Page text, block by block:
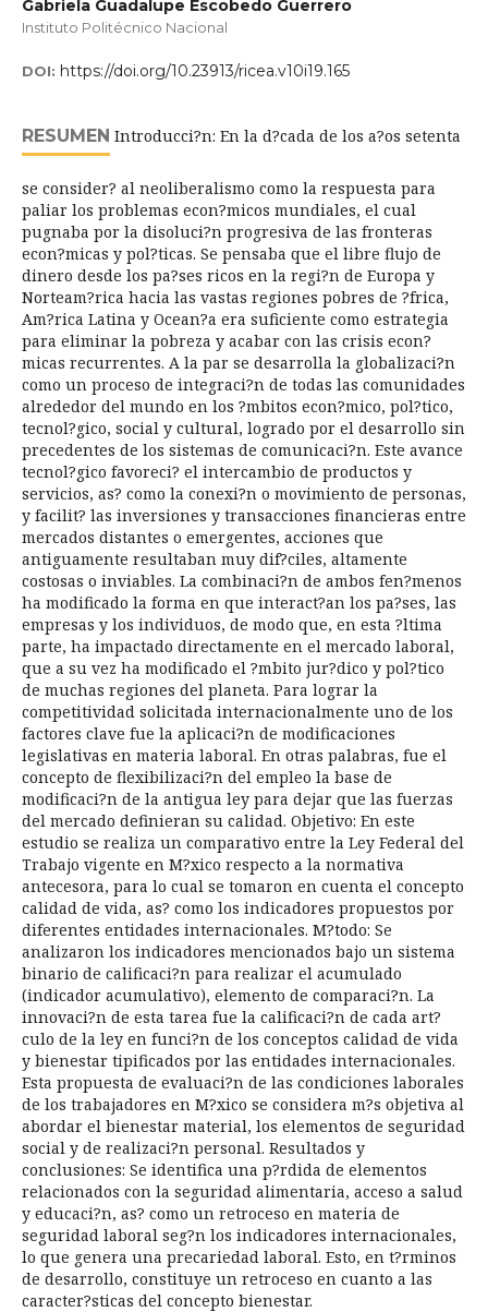
Gabriela Guadalupe Escobedo Guerrero
Instituto Politécnico Nacional
DOI: https://doi.org/10.23913/ricea.v10i19.165
RESUMEN Introducci?n: En la d?cada de los a?os setenta
se consider? al neoliberalismo como la respuesta para
paliar los problemas econ?micos mundiales, el cual
pugnaba por la disoluci?n progresiva de las fronteras
econ?micas y pol?ticas. Se pensaba que el libre flujo de
dinero desde los pa?ses ricos en la regi?n de Europa y
Norteam?rica hacia las vastas regiones pobres de ?frica,
Am?rica Latina y Ocean?a era suficiente como estrategia
para eliminar la pobreza y acabar con las crisis econ?
micas recurrentes. A la par se desarrolla la globalizaci?n
como un proceso de integraci?n de todas las comunidades
alrededor del mundo en los ?mbitos econ?mico, pol?tico,
tecnol?gico, social y cultural, logrado por el desarrollo sin
precedentes de los sistemas de comunicaci?n. Este avance
tecnol?gico favoreci? el intercambio de productos y
servicios, as? como la conexi?n o movimiento de personas,
y facilit? las inversiones y transacciones financieras entre
mercados distantes o emergentes, acciones que
antiguamente resultaban muy dif?ciles, altamente
costosas o inviables. La combinaci?n de ambos fen?menos
ha modificado la forma en que interact?an los pa?ses, las
empresas y los individuos, de modo que, en esta ?ltima
parte, ha impactado directamente en el mercado laboral,
que a su vez ha modificado el ?mbito jur?dico y pol?tico
de muchas regiones del planeta. Para lograr la
competitividad solicitada internacionalmente uno de los
factores clave fue la aplicaci?n de modificaciones
legislativas en materia laboral. En otras palabras, fue el
concepto de flexibilizaci?n del empleo la base de
modificaci?n de la antigua ley para dejar que las fuerzas
del mercado definieran su calidad. Objetivo: En este
estudio se realiza un comparativo entre la Ley Federal del
Trabajo vigente en M?xico respecto a la normativa
antecesora, para lo cual se tomaron en cuenta el concepto
calidad de vida, as? como los indicadores propuestos por
diferentes entidades internacionales. M?todo: Se
analizaron los indicadores mencionados bajo un sistema
binario de calificaci?n para realizar el acumulado
(indicador acumulativo), elemento de comparaci?n. La
innovaci?n de esta tarea fue la calificaci?n de cada art?
culo de la ley en funci?n de los conceptos calidad de vida
y bienestar tipificados por las entidades internacionales.
Esta propuesta de evaluaci?n de las condiciones laborales
de los trabajadores en M?xico se considera m?s objetiva al
abordar el bienestar material, los elementos de seguridad
social y de realizaci?n personal. Resultados y
conclusiones: Se identifica una p?rdida de elementos
relacionados con la seguridad alimentaria, acceso a salud
y educaci?n, as? como un retroceso en materia de
seguridad laboral seg?n los indicadores internacionales,
lo que genera una precariedad laboral. Esto, en t?rminos
de desarrollo, constituye un retroceso en cuanto a las
caracter?sticas del concepto bienestar.